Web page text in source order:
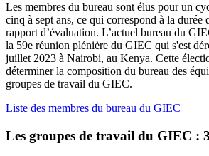
Les membres du bureau sont élus pour un
cinq à sept ans, ce qui correspond à la durée
rapport d’évaluation. L’actuel bureau du
la 59e réunion plénière du GIEC qui s'est
juillet 2023 à Nairobi, au Kenya. Cette
déterminer la composition du bureau des
groupes de travail du GIEC.
Liste des membres du bureau du GIEC
Les groupes de travail du GIEC :